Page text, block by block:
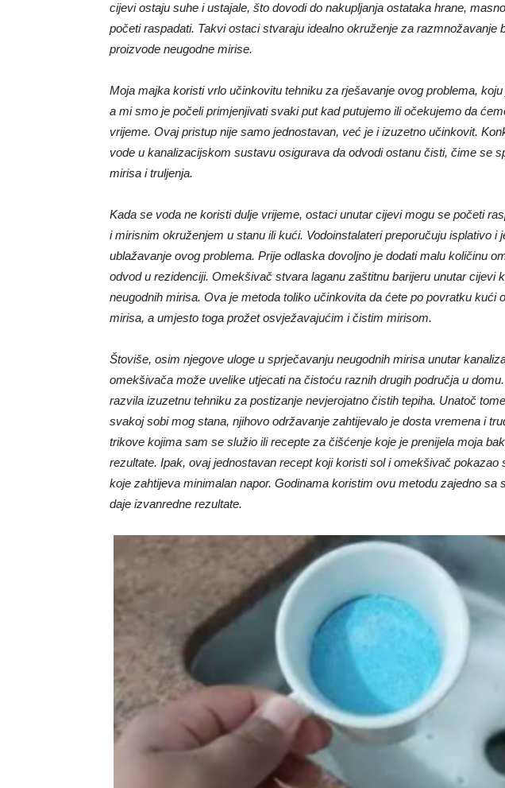
cijevi ostaju suhe i ustajale, što dovodi do nakupljanja ostataka hrane,
početi raspadati. Takvi ostaci stvaraju idealno okruženje za razmnožavanje
proizvode neugodne mirise.
Moja majka koristi vrlo učinkovitu tehniku ​​za rješavanje ovog problema,
a mi smo je počeli primjenjivati ​​svaki put kad putujemo ili očekujemo da
vrijeme. Ovaj pristup nije samo jednostavan, već je i izuzetno učinkovit.
vode u kanalizacijskom sustavu osigurava da odvodi ostanu čisti, čime se
mirisa i truljenja.
Kada se voda ne koristi dulje vrijeme, ostaci unutar cijevi mogu se početi
i mirisnim okruženjem u stanu ili kući. Vodoinstalateri preporučuju isplativo i
ublažavanje ovog problema. Prije odlaska dovoljno je dodati malu količinu
odvod u rezidenciji. Omekšivač stvara laganu zaštitnu barijeru unutar cijevi
neugodnih mirisa. Ova je metoda toliko učinkovita da ćete po povratku kući
mirisa, a umjesto toga prožet osvježavajućim i čistim mirisom.
Štoviše, osim njegove uloge u sprječavanju neugodnih mirisa unutar
omekšivača može uvelike utjecati na čistoću raznih drugih područja u
razvila izuzetnu tehniku ​​za postizanje nevjerojatno čistih tepiha. Unatoč
svakoj sobi mog stana, njihovo održavanje zahtijevalo je dosta vremena i
trikove kojima sam se služio ili recepte za čišćenje koje je prenijela moja
rezultate. Ipak, ovaj jednostavan recept koji koristi sol i omekšivač pokazao
koje zahtijeva minimalan napor. Godinama koristim ovu metodu zajedno sa
daje izvanredne rezultate.